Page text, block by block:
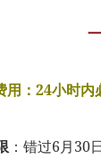
用：24小时内
：错过6月30